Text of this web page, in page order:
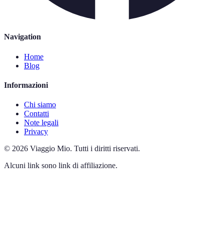
Navigation
Home
Blog
Informazioni
Chi siamo
Contatti
Note legali
Privacy
© 2026 Viaggio Mio. Tutti i diritti riservati.
Alcuni link sono link di affiliazione.